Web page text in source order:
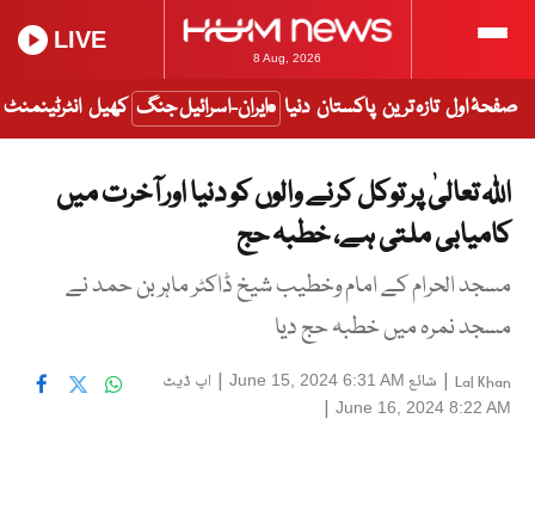
8 Aug, 2026
LIVE
صفحۂ اول تازہ ترین پاکستان دنیا ایران-اسرائیل جنگ کھیل انٹرٹینمنٹ
اللہ تعالیٰ پر توکل کرنے والوں کو دنیا اور آخرت میں
کامیابی ملتی ہے، خطبہ حج
مسجد الحرام کے امام وخطیب شیخ ڈاکٹر ماہر بن حمد نے
مسجد نمرہ میں خطبہ حج دیا
Lal Khan
| شائع June 15, 2024 6:31 AM
| اپ ڈیٹ
June 16, 2024 8:22 AM
|